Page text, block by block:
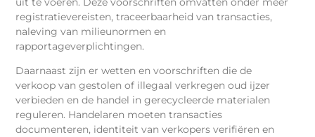
registratievereisten, traceerbaarheid van transacties,
naleving van milieunormen en
rapportageverplichtingen.
Daarnaast zijn er wetten en voorschriften die de
verkoop van gestolen of illegaal verkregen oud ijzer
verbieden en de handel in gerecycleerde materialen
reguleren. Handelaren moeten transacties
documenteren, identiteit van verkopers verifiëren en